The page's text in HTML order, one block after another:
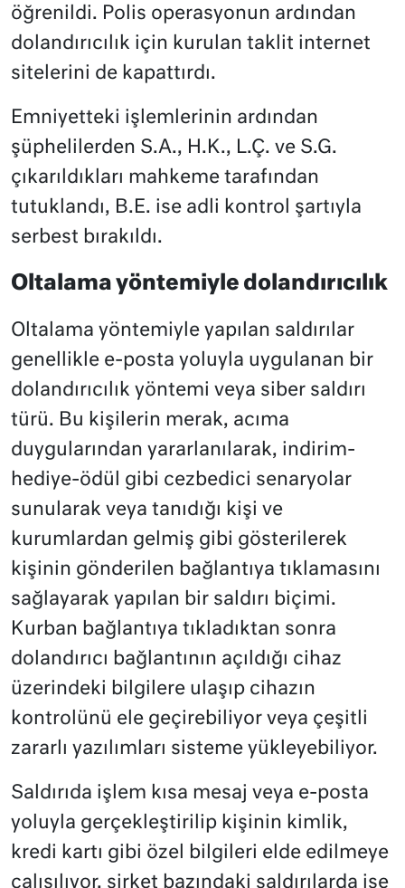
öğrenildi. Polis operasyonun ardından
dolandırıcılık için kurulan taklit internet
sitelerini de kapattırdı.
Emniyetteki işlemlerinin ardından
şüphelilerden S.A., H.K., L.Ç. ve S.G.
çıkarıldıkları mahkeme tarafından
tutuklandı, B.E. ise adli kontrol şartıyla
serbest bırakıldı.
Oltalama yöntemiyle dolandırıcılık
Oltalama yöntemiyle yapılan saldırılar
genellikle e-posta yoluyla uygulanan bir
dolandırıcılık yöntemi veya siber saldırı
türü. Bu kişilerin merak, acıma
duygularından yararlanılarak, indirim-
hediye-ödül gibi cezbedici senaryolar
sunularak veya tanıdığı kişi ve
kurumlardan gelmiş gibi gösterilerek
kişinin gönderilen bağlantıya tıklamasını
sağlayarak yapılan bir saldırı biçimi.
Kurban bağlantıya tıkladıktan sonra
dolandırıcı bağlantının açıldığı cihaz
üzerindeki bilgilere ulaşıp cihazın
kontrolünü ele geçirebiliyor veya çeşitli
zararlı yazılımları sisteme yükleyebiliyor.
Saldırıda işlem kısa mesaj veya e-posta
yoluyla gerçekleştirilip kişinin kimlik,
kredi kartı gibi özel bilgileri elde edilmeye
çalışılıyor, şirket bazındaki saldırılarda ise